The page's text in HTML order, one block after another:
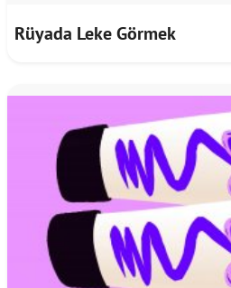
Rüyada Leke Görmek